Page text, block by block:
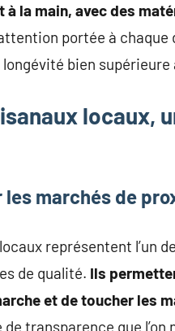
la main, avec des
portée à
bien
locaux,
les marchés de
représentent l’un
de qualité. Ils
et de toucher les
de transparence que